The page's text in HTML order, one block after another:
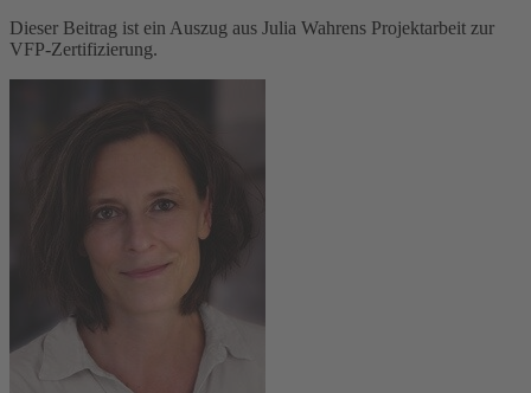
Dieser Beitrag ist ein Auszug aus Julia Wahrens Projektarbeit zur
VFP-Zertifizierung.